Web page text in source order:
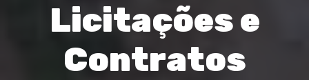
Licitações e
Contratos